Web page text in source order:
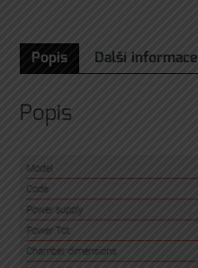
Popis Další informace
Popis